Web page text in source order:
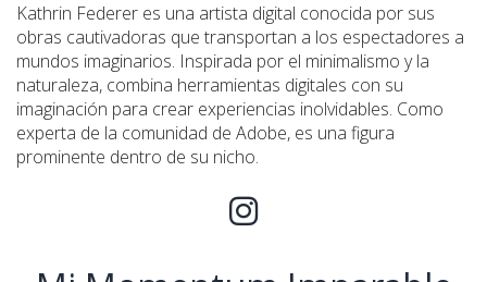
Kathrin Federer es una artista digital conocida por sus
obras cautivadoras que transportan a los espectadores a
mundos imaginarios. Inspirada por el minimalismo y la
naturaleza, combina herramientas digitales con su
imaginación para crear experiencias inolvidables. Como
experta de la comunidad de Adobe, es una figura
prominente dentro de su nicho.